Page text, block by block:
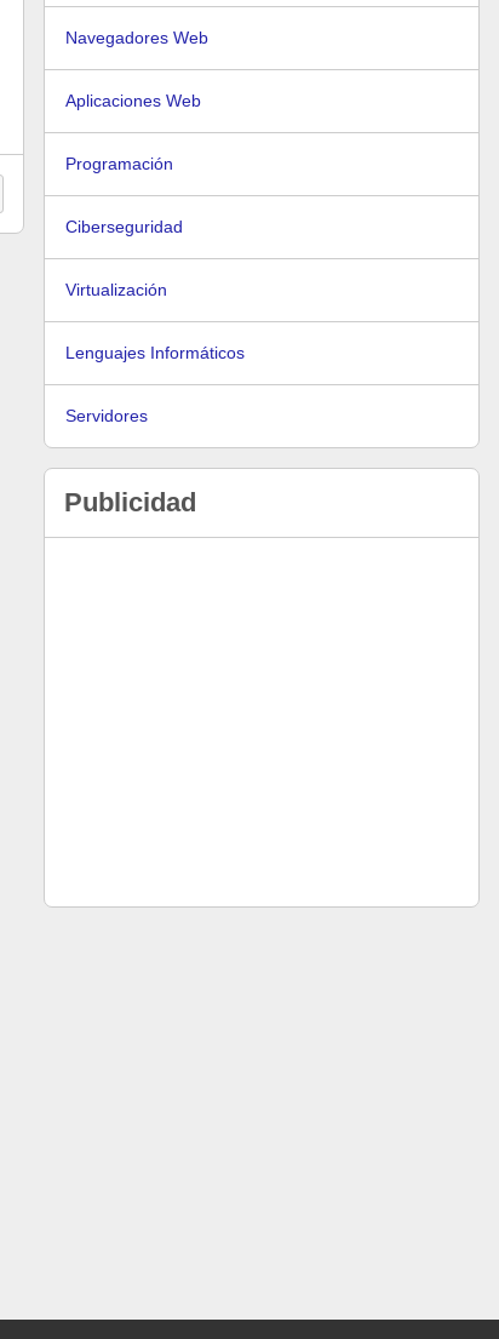
Navegadores Web
Aplicaciones Web
Programación
Ciberseguridad
Virtualización
Lenguajes Informáticos
Servidores
Publicidad